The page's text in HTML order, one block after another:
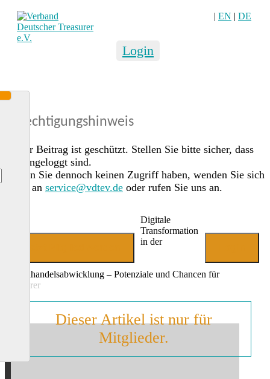
| EN | DE
Login
Berechtigungshinweis
Dieser Beitrag ist geschützt. Stellen Sie bitte sicher, dass
Sie eingeloggt sind.
Sollten Sie dennoch keinen Zugriff haben, wenden Sie sich
gerne an service@vdtev.de oder rufen Sie uns an.
Digitale
Transformation
in der
Außenhandelsabwicklung – Potenziale und Chancen für
Treasurer
Dieser Artikel ist nur für
Mitglieder.